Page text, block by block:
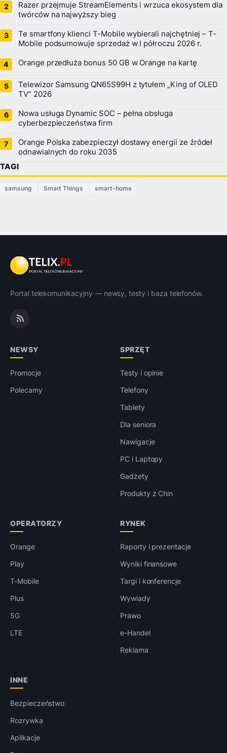
Razer przejmuje StreamElements i wrzuca ekosystem dla
twórców na najwyższy bieg
Te smartfony klienci T-Mobile wybierali najchętniej – T-
Mobile podsumowuje sprzedaż w I półroczu 2026 r.
Orange przedłuża bonus 50 GB w Orange na kartę
Telewizor Samsung QN65S99H z tytułem „King of OLED
TV” 2026
Nowa usługa Dynamic SOC – pełna obsługa
cyberbezpieczeństwa firm
Orange Polska zabezpieczył dostawy energii ze źródeł
odnawialnych do roku 2035
TAGI
samsung Smart Things smart-home
Portal telekomunikacyjny — newsy, testy i baza telefonów.
NEWSY
Promocje
Polecamy
SPRZĘT
Testy i opinie
Telefony
Tablety
Dla seniora
Nawigacje
PC i Laptopy
Gadżety
Produkty z Chin
OPERATORZY
Orange
Play
T-Mobile
Plus
5G
LTE
RYNEK
Raporty i prezentacje
Wyniki finansowe
Targi i konferencje
Wywiady
Prawo
e-Handel
Reklama
INNE
Bezpieczeństwo
Rozrywka
Aplikacje